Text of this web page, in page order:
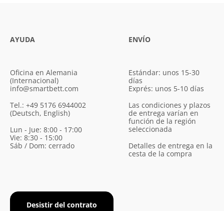
AYUDA
Oficina en Alemania
(Internacional)
info@smartbett.com
Tel.: +49 5176 6944002
(Deutsch, English)
Lun - Jue: 8:00 - 17:00
Vie: 8:30 - 15:00
Sáb / Dom: cerrado
Desistir del contrato
ENVÍO
Estándar: unos 15-30
días
Exprés: unos 5-10 días
Las condiciones y plazos
de entrega varían en
función de la región
seleccionada
Detalles de entrega en la
cesta de la compra